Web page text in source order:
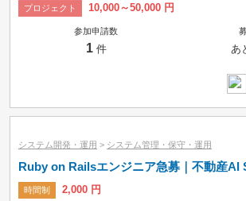
募集中のみ
プロジェ
プロジェクト 10,000～50,000 円
参加申請数
1件 あ
システム開発・運用 > システム管理・保守・運用
Ruby on Railsエンジニア急募｜不動産AI
時間制 2,000 円